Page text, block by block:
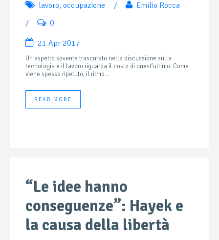
lavoro, occupazione /
Emilio Rocca
/
0
21 Apr 2017
Un aspetto sovente trascurato nella discussione sulla
tecnologia e il lavoro riguarda il costo di quest’ultimo. Come
viene spesso ripetuto, il ritmo...
READ MORE
“Le idee hanno
conseguenze”: Hayek e
la causa della libertà